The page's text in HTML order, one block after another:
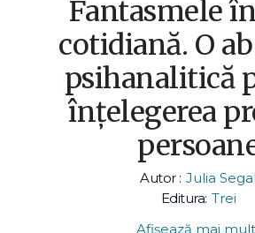
Fantasmele
cotidiană. O
psihanalitică
înțelegerea
Autor : Julia Segal
Editura: Trei
Afișează mai mult